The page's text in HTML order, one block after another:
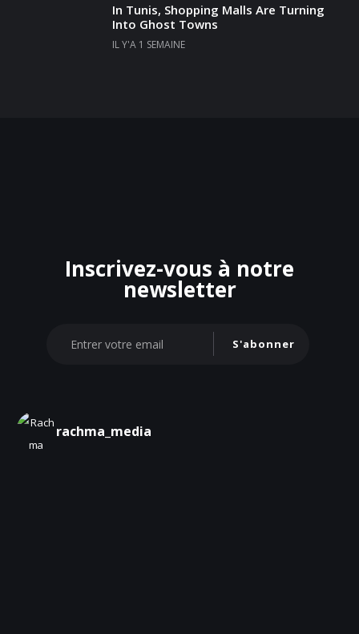
In Tunis, Shopping Malls Are Turning
Into Ghost Towns
IL Y'A 1 SEMAINE
Inscrivez-vous à notre
newsletter
S'abonner
rachma_media